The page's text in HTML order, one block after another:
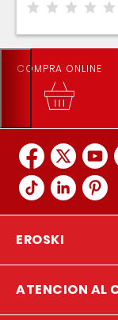
COMPRA ONLINE
EROSKI
ATENCION AL